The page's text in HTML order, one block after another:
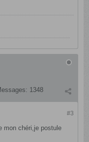
1348
#3
mon chéri,je postule